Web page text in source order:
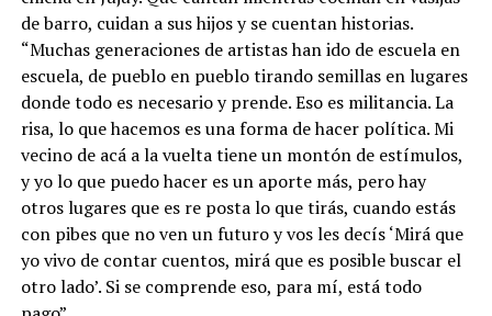
de barro, cuidan a sus hijos y se cuentan historias.
“Muchas generaciones de artistas han ido de escuela en
escuela, de pueblo en pueblo tirando semillas en lugares
donde todo es necesario y prende. Eso es militancia. La
risa, lo que hacemos es una forma de hacer política. Mi
vecino de acá a la vuelta tiene un montón de estímulos,
y yo lo que puedo hacer es un aporte más, pero hay
otros lugares que es re posta lo que tirás, cuando estás
con pibes que no ven un futuro y vos les decís ‘Mirá que
yo vivo de contar cuentos, mirá que es posible buscar el
otro lado’. Si se comprende eso, para mí, está todo